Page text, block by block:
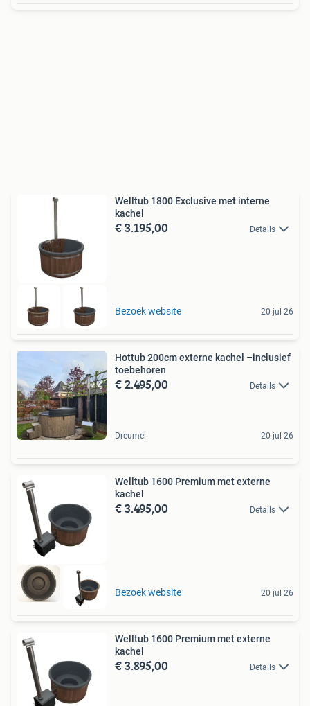
Welltub 1800 Exclusive met interne
kachel
€ 3.195,00 Details
Bezoek website 20 jul 26
Hottub 200cm externe kachel –inclusief
toebehoren
€ 2.495,00 Details
Dreumel 20 jul 26
Welltub 1600 Premium met externe
kachel
€ 3.495,00 Details
Bezoek website 20 jul 26
Welltub 1600 Premium met externe
kachel
€ 3.895,00 Details